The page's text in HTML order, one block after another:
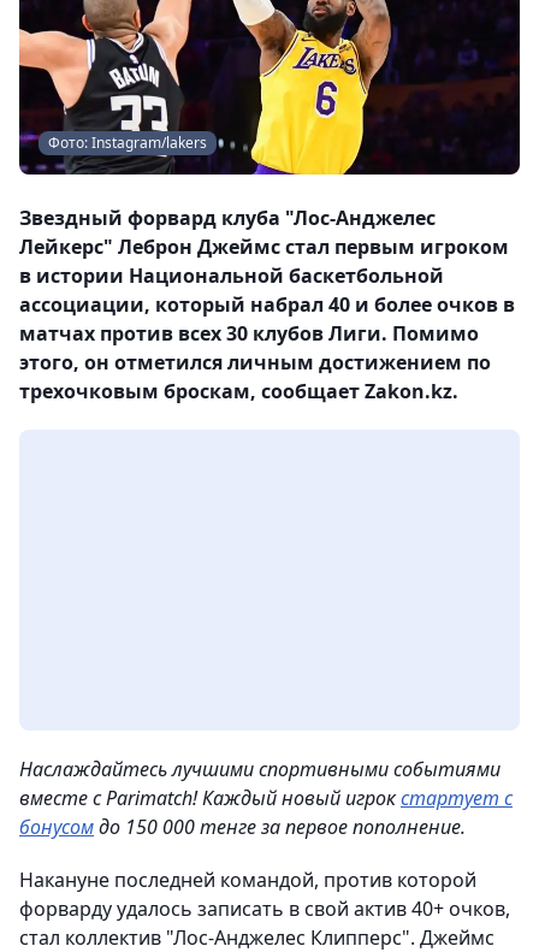
Фото: Instagram/lakers
Звездный форвард клуба "Лос-Анджелес
Лейкерс" Леброн Джеймс стал первым игроком
в истории Национальной баскетбольной
ассоциации, который набрал 40 и более очков в
матчах против всех 30 клубов Лиги. Помимо
этого, он отметился личным достижением по
трехочковым броскам, сообщает Zakon.kz.
Наслаждайтесь лучшими спортивными событиями
вместе с Parimatch! Каждый новый игрокстартует с
бонусомдо 150 000 тенге за первое пополнение.
Накануне последней командой, против которой
форварду удалось записать в свой актив 40+ очков,
стал коллектив "Лос-Анджелес Клипперс". Джеймс